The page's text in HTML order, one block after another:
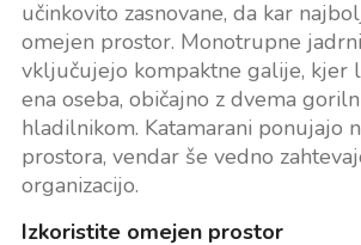
učinkovito zasnovane, da kar
omejen prostor. Monotrupne
vključujejo kompaktne galije, kjer
ena oseba, običajno z dvema
hladilnikom. Katamarani ponujajo
prostora, vendar še vedno
organizacijo.
Izkoristite omejen prostor